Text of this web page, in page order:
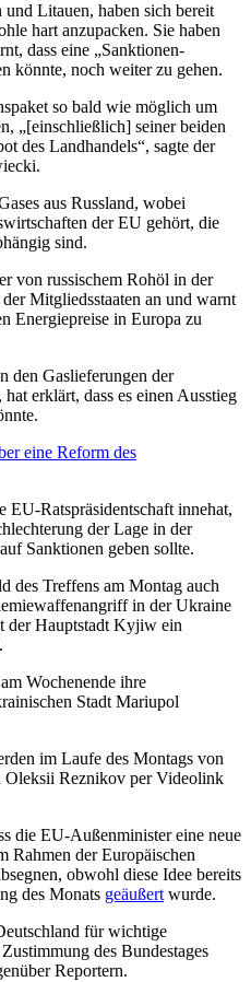
und Litauen, haben sich bereit
hart anzupacken. Sie haben
dass eine „Sanktionen-
könnte, noch weiter zu gehen.
so bald wie möglich um
„[einschließlich] seiner beiden
des Landhandels“, sagte der
aus Russland, wobei
der EU gehört, die
sind.
von russischem Rohöl in der
Mitgliedsstaaten an und warnt
Energiepreise in Europa zu
den Gaslieferungen der
erklärt, dass es einen Ausstieg
eine Reform des
EU-Ratspräsidentschaft innehat,
der Lage in der
Sanktionen geben sollte.
des Treffens am Montag auch
in der Ukraine
der Hauptstadt Kyjiw ein
Wochenende ihre
Stadt Mariupol
im Laufe des Montags von
Oleksii Reznikov per Videolink
die EU-Außenminister eine neue
der Europäischen
obwohl diese Idee bereits
des Monats geäußert wurde.
für wichtige
des Bundestages
Reportern.